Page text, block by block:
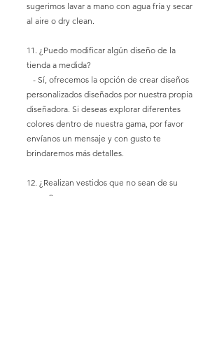
sugerimos lavar a mano con agua fría y secar
al aire o dry clean.
11. ¿Puedo modificar algún diseño de la
tienda a medida?
- Sí, ofrecemos la opción de crear diseños
personalizados diseñados por nuestra propia
diseñadora. Si deseas explorar diferentes
colores dentro de nuestra gama, por favor
envíanos un mensaje y con gusto te
brindaremos más detalles.
12. ¿Realizan vestidos que no sean de su
marca?